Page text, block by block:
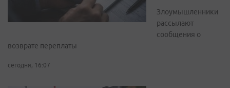
Злоумышленники
рассылают
сообщения о
возврате переплаты
сегодня, 16:07